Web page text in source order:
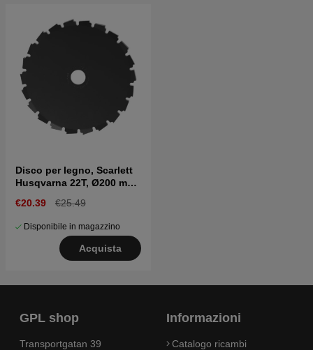
Disco per legno, Scarlett
Husqvarna 22T, Ø200 mm,
€20.39 €25.49
Disponibile in magazzino
Acquista
GPL shop
Transportgatan 39
Informazioni
Catalogo ricambi